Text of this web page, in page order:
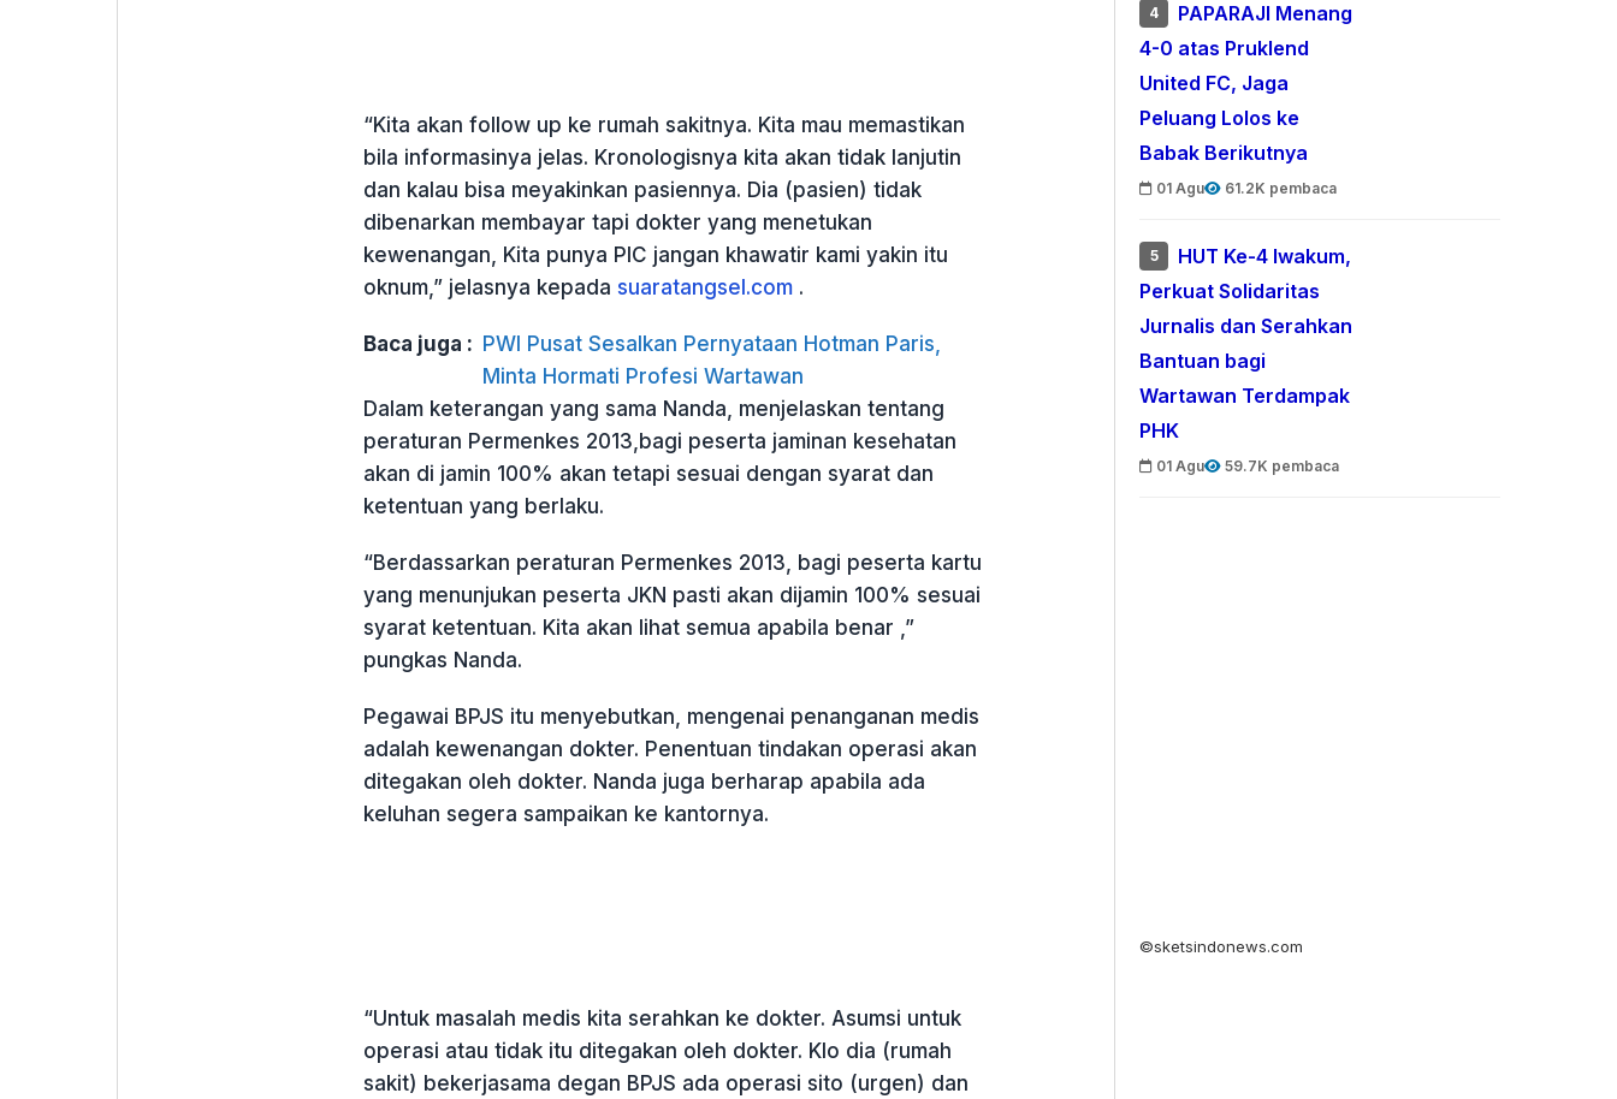
“Kita akan follow up ke rumah sakitnya. Kita mau memastikan
bila informasinya jelas. Kronologisnya kita akan tidak lanjutin
dan kalau bisa meyakinkan pasiennya. Dia (pasien) tidak
dibenarkan membayar tapi dokter yang menetukan
kewenangan, Kita punya PIC jangan khawatir kami yakin itu
oknum,” jelasnya kepada suaratangsel.com.
Baca juga : PWI Pusat Sesalkan Pernyataan Hotman Paris,
Minta Hormati Profesi Wartawan
Dalam keterangan yang sama Nanda, menjelaskan tentang
peraturan Permenkes 2013,bagi peserta jaminan kesehatan
akan di jamin 100% akan tetapi sesuai dengan syarat dan
ketentuan yang berlaku.
“Berdassarkan peraturan Permenkes 2013, bagi peserta kartu
yang menunjukan peserta JKN pasti akan dijamin 100% sesuai
syarat ketentuan. Kita akan lihat semua apabila benar ,”
pungkas Nanda.
Pegawai BPJS itu menyebutkan, mengenai penanganan medis
adalah kewenangan dokter. Penentuan tindakan operasi akan
ditegakan oleh dokter. Nanda juga berharap apabila ada
keluhan segera sampaikan ke kantornya.
“Untuk masalah medis kita serahkan ke dokter. Asumsi untuk
operasi atau tidak itu ditegakan oleh dokter. Klo dia (rumah
sakit) bekerjasama degan BPJS ada operasi sito (urgen) dan
4
PAPARAJI Menang
4-0 atas Pruklend
United FC, Jaga
Peluang Lolos ke
Babak Berikutnya
01 Agu 61.2K pembaca
5
HUT Ke-4 Iwakum,
Perkuat Solidaritas
Jurnalis dan Serahkan
Bantuan bagi
Wartawan Terdampak
PHK
01 Agu 59.7K pembaca
©sketsindonews.com